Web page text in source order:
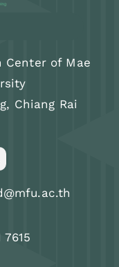
Center of Mae
Chiang Rai